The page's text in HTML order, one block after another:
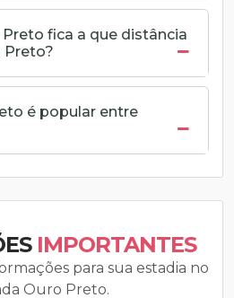
fica a que distância
Preto?
é popular entre
IMPORTANTES
para sua estadia no
Ouro Preto.